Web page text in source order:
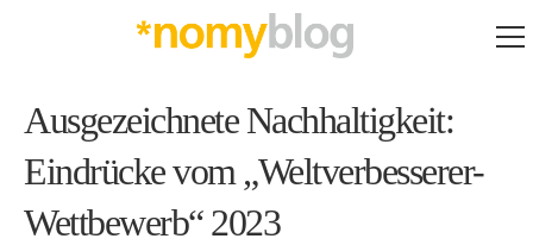
Ausgezeichnete Nachhaltigkeit:
Eindrücke vom „Weltverbesserer-
Wettbewerb“ 2023